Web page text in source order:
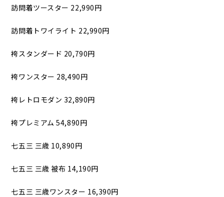
訪問着ツースター 22,990円
訪問着トワイライト 22,990円
袴スタンダード 20,790円
袴ワンスター 28,490円
袴レトロモダン 32,890円
袴プレミアム 54,890円
七五三 三歳 10,890円
七五三 三歳 被布 14,190円
七五三 三歳ワンスター 16,390円